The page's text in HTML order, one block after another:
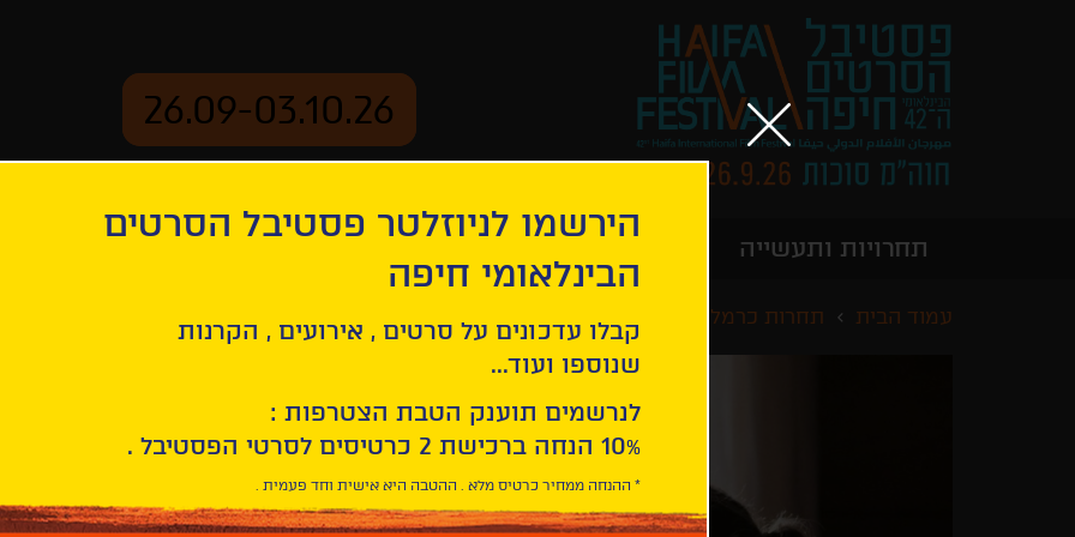
26.09-03.10.26
תחרויות ותעשייה
עמוד הבית תחרות כרמל לקולנוע בינלאומי יותר מתמיד
הירשמו לניוזלטר פסטיבל הסרטים
הבינלאומי חיפה
קבלו עדכונים על סרטים , אירועים , הקרנות
שנוספו ועוד...
לנרשמים תוענק הטבת הצטרפות :
10% הנחה ברכישת 2 כרטיסים לסרטי הפסטיבל .
* ההנחה ממחיר כרטיס מלא . ההטבה היא אישית וחד פעמית .